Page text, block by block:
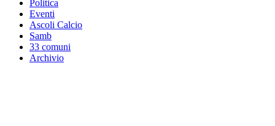
Politica
Eventi
Ascoli Calcio
Samb
33 comuni
Archivio